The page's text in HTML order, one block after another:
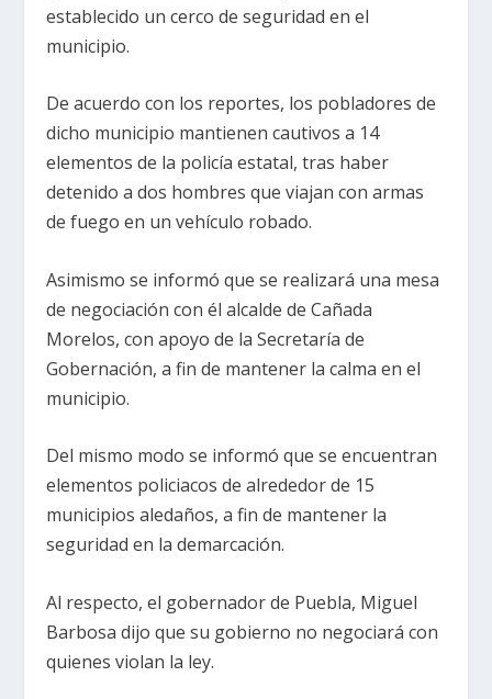
establecido un cerco de seguridad en el
municipio.
De acuerdo con los reportes, los pobladores de
dicho municipio mantienen cautivos a 14
elementos de la policía estatal, tras haber
detenido a dos hombres que viajan con armas
de fuego en un vehículo robado.
Asimismo se informó que se realizará una mesa
de negociación con él alcalde de Cañada
Morelos, con apoyo de la Secretaría de
Gobernación, a fin de mantener la calma en el
municipio.
Del mismo modo se informó que se encuentran
elementos policiacos de alrededor de 15
municipios aledaños, a fin de mantener la
seguridad en la demarcación.
Al respecto, el gobernador de Puebla, Miguel
Barbosa dijo que su gobierno no negociará con
quienes violan la ley.